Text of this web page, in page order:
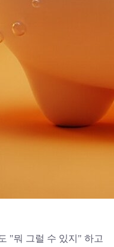
"뭐 그럴 수 있지" 하고